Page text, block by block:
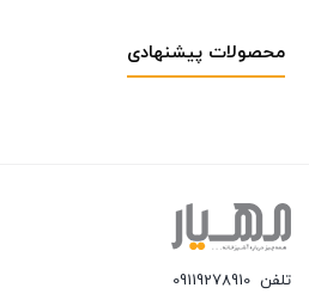
محصولات پیشنهادی
تلفن 09119278910